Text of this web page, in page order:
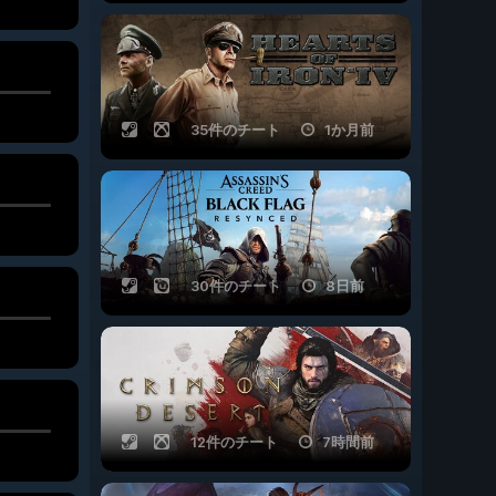
35件のチート 1か月前
30件のチート 8日前
12件のチート 7時間前